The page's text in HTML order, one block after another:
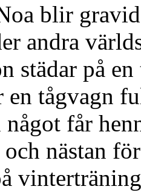
blir
andra
städar på
en tågvagn
får
nästan